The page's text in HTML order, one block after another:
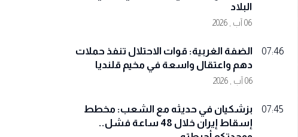
البلاد
06 آب , 2026
07:46
الضفة الغربية: قوات الاحتلال تنفذ حملات
دهم واعتقال واسعة في مخيم قلنديا
06 آب , 2026
07:45
بزشكيان في حديثه مع الشعب: مخطط
إسقاط إيران خلال 48 ساعة فشل..